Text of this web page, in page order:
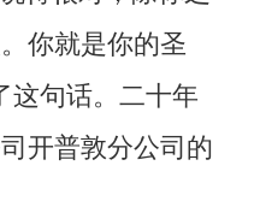
你就是你的圣
这句话。二十年
开普敦分公司的